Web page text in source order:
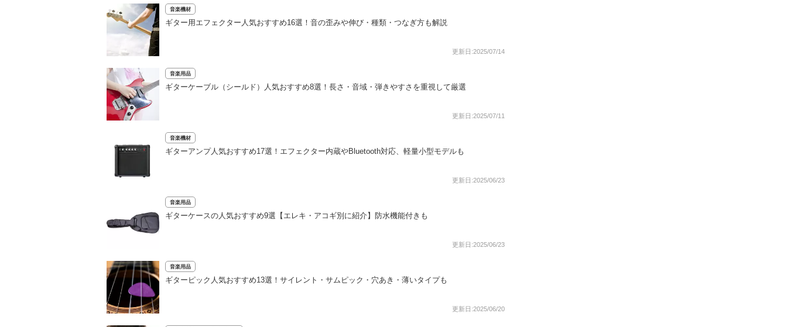
音楽機材
ギター用エフェクター人気おすすめ16選！音の歪みや伸び・種類・つなぎ方も解説
更新日:2025/07/14
音楽用品
ギターケーブル（シールド）人気おすすめ8選！長さ・音域・弾きやすさを重視して厳選
更新日:2025/07/11
音楽機材
ギターアンプ人気おすすめ17選！エフェクター内蔵やBluetooth対応、軽量小型モデルも
更新日:2025/06/23
音楽用品
ギターケースの人気おすすめ9選【エレキ・アコギ別に紹介】防水機能付きも
更新日:2025/06/23
音楽用品
ギターピック人気おすすめ13選！サイレント・サムピック・穴あき・薄いタイプも
更新日:2025/06/20